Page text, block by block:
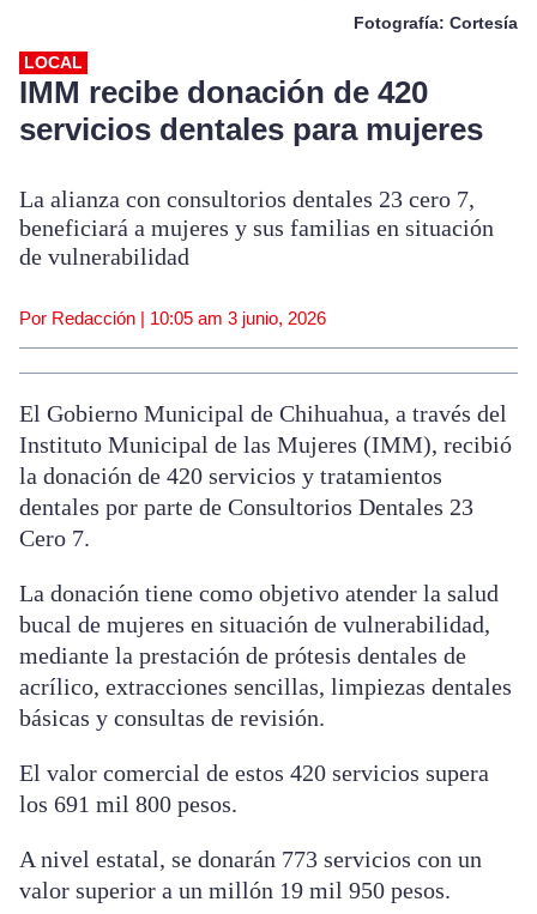
Fotografía: Cortesía
LOCAL
IMM recibe donación de 420
servicios dentales para mujeres
La alianza con consultorios dentales 23 cero 7,
beneficiará a mujeres y sus familias en situación
de vulnerabilidad
Por Redacción | 10:05 am 3 junio, 2026
El Gobierno Municipal de Chihuahua, a través del
Instituto Municipal de las Mujeres (IMM), recibió
la donación de 420 servicios y tratamientos
dentales por parte de Consultorios Dentales 23
Cero 7.
La donación tiene como objetivo atender la salud
bucal de mujeres en situación de vulnerabilidad,
mediante la prestación de prótesis dentales de
acrílico, extracciones sencillas, limpiezas dentales
básicas y consultas de revisión.
El valor comercial de estos 420 servicios supera
los 691 mil 800 pesos.
A nivel estatal, se donarán 773 servicios con un
valor superior a un millón 19 mil 950 pesos.